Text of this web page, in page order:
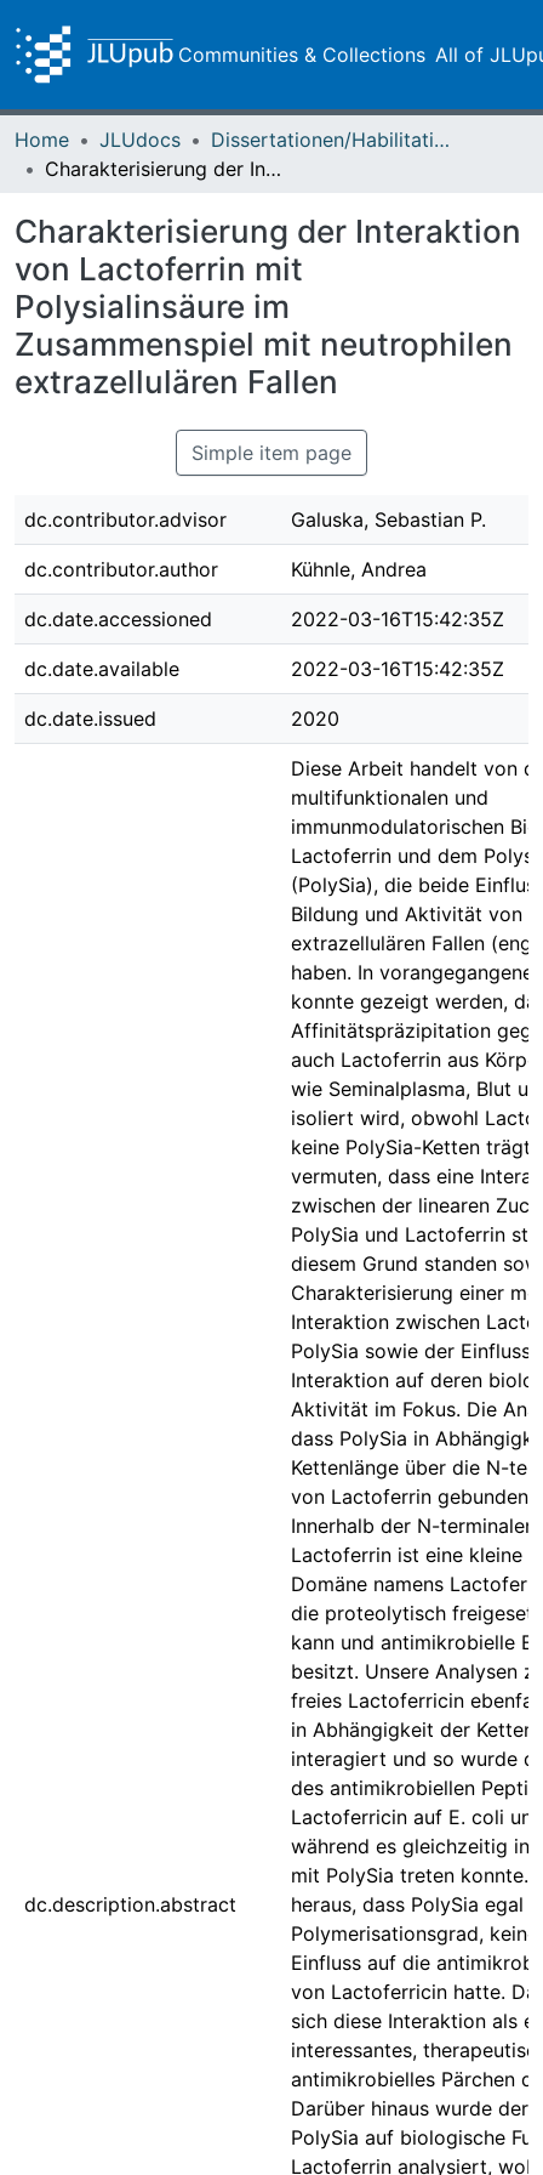
Communities & Collections All of
Home JLUdocs
Dissertationen/Habilitationen
Charakterisierung der Interaktion von Lactoferrin mit Polysialinsäure im Zusammenspiel mit neutrophilen extrazellulären Fallen
Charakterisierung der Interaktion
von Lactoferrin mit
Polysialinsäure im
Zusammenspiel mit neutrophilen
extrazellulären Fallen
Simple item page
dc.contributor.advisor Galuska, Sebastian P.
dc.contributor.author Kühnle, Andrea
dc.date.accessioned 2022-03-16T15:42:35Z
dc.date.available 2022-03-16T15:42:35Z
dc.date.issued 2020
dc.description.abstract
Diese Arbeit handelt von
multifunktionalen und
immunmodulatorischen
Lactoferrin und dem
(PolySia), die beide
Bildung und Aktivität von
extrazellulären Fallen
haben. In
konnte gezeigt werden,
Affinitätspräzipitation
auch Lactoferrin aus
wie Seminalplasma, Blut
isoliert wird, obwohl
keine PolySia-Ketten trägt.
vermuten, dass eine
zwischen der linearen
PolySia und Lactoferrin
diesem Grund standen
Charakterisierung einer
Interaktion zwischen
PolySia sowie der Einfluss
Interaktion auf deren
Aktivität im Fokus. Die
dass PolySia in
Kettenlänge über die N-
von Lactoferrin gebunden
Innerhalb der N-terminalen
Lactoferrin ist eine kleine
Domäne namens
die proteolytisch
kann und antimikrobielle
besitzt. Unsere Analysen
freies Lactoferricin
in Abhängigkeit der
interagiert und so wurde
des antimikrobiellen
Lactoferricin auf E. coli
während es gleichzeitig in
mit PolySia treten konnte.
heraus, dass PolySia egal
Polymerisationsgrad,
Einfluss auf die
von Lactoferricin hatte.
sich diese Interaktion als
interessantes,
antimikrobielles Pärchen
Darüber hinaus wurde der
PolySia auf biologische
Lactoferrin analysiert,